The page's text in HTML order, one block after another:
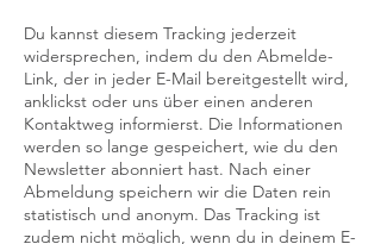
Du kannst diesem Tracking jederzeit
widersprechen, indem du den Abmelde-
Link, der in jeder E-Mail bereitgestellt wird,
anklickst oder uns über einen anderen
Kontaktweg informierst. Die Informationen
werden so lange gespeichert, wie du den
Newsletter abonniert hast. Nach einer
Abmeldung speichern wir die Daten rein
statistisch und anonym. Das Tracking ist
zudem nicht möglich, wenn du in deinem E-